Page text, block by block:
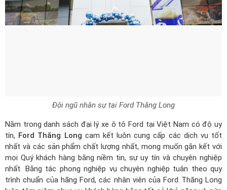
Đội ngũ nhân sự tại Ford Thăng Long
Nằm trong danh sách đại lý xe ô tô Ford tại Việt Nam có độ uy
tín, Ford Thăng Long cam kết luôn cung cấp các dịch vụ tốt
nhất và các sản phẩm chất lượng nhất, mong muốn gắn kết với
mọi Quý khách hàng bằng niềm tin, sự uy tín và chuyên nghiệp
nhất. Bằng tác phong nghiệp vụ chuyên nghiệp tuân theo quy
trình chuẩn của hãng Ford, các nhân viên của Ford Thăng Long